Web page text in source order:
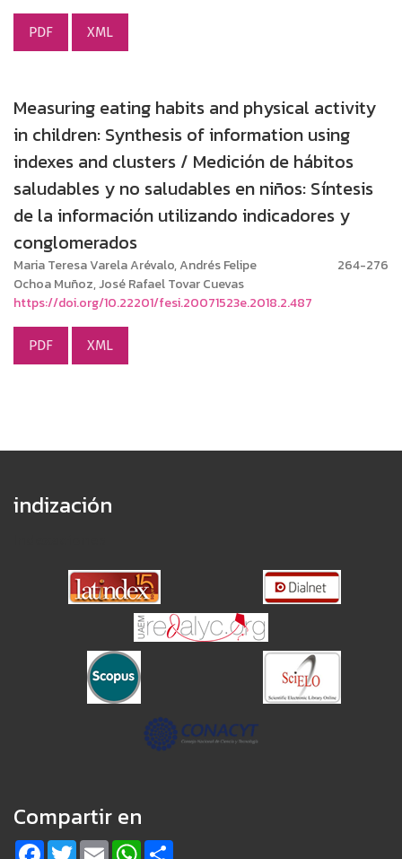
PDF XML
Measuring eating habits and physical activity
in children: Synthesis of information using
indexes and clusters / Medición de hábitos
saludables y no saludables en niños: Síntesis
de la información utilizando indicadores y
conglomerados
Maria Teresa Varela Arévalo, Andrés Felipe
Ochoa Muñoz, José Rafael Tovar Cuevas
264-276
https://doi.org/10.22201/fesi.20071523e.2018.2.487
PDF XML
indización
Compartir en
Facebook
TwitterEmailWhatsApp